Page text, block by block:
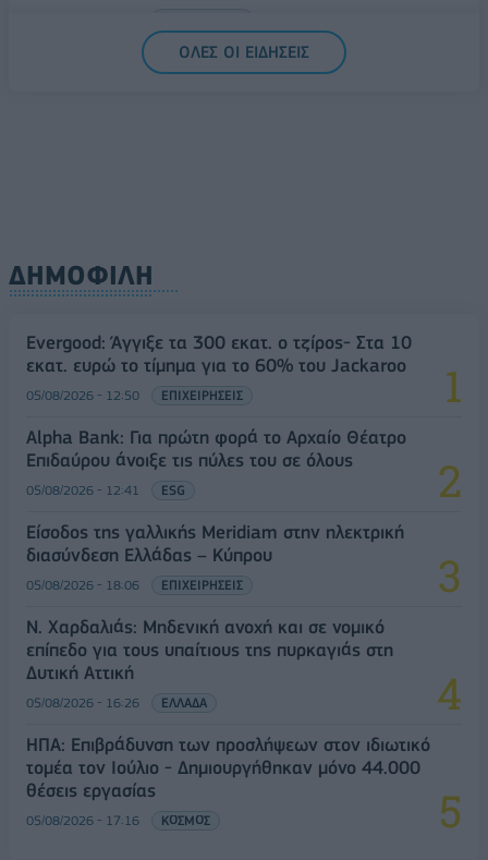
ΟΛΕΣ ΟΙ ΕΙΔΗΣΕΙΣ
ΔΗΜΟΦΙΛΗ
Evergood: Άγγιξε τα 300 εκατ. ο τζίρος- Στα 10
εκατ. ευρώ το τίμημα για το 60% του Jackaroo
05/08/2026 - 12:50 ΕΠΙΧΕΙΡΗΣΕΙΣ
Alpha Bank: Για πρώτη φορά το Αρχαίο Θέατρο
Επιδαύρου άνοιξε τις πύλες του σε όλους
05/08/2026 - 12:41 ESG
Είσοδος της γαλλικής Meridiam στην ηλεκτρική
διασύνδεση Ελλάδας – Κύπρου
05/08/2026 - 18:06 ΕΠΙΧΕΙΡΗΣΕΙΣ
Ν. Χαρδαλιάς: Μηδενική ανοχή και σε νομικό
επίπεδο για τους υπαίτιους της πυρκαγιάς στη
Δυτική Αττική
05/08/2026 - 16:26 ΕΛΛΑΔΑ
ΗΠΑ: Επιβράδυνση των προσλήψεων στον ιδιωτικό
τομέα τον Ιούλιο - Δημιουργήθηκαν μόνο 44.000
θέσεις εργασίας
05/08/2026 - 17:16 ΚΟΣΜΟΣ